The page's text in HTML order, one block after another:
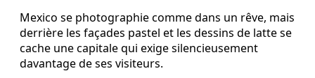
Mexico se photographie comme dans un rêve, mais
derrière les façades pastel et les dessins de latte se
cache une capitale qui exige silencieusement
davantage de ses visiteurs.